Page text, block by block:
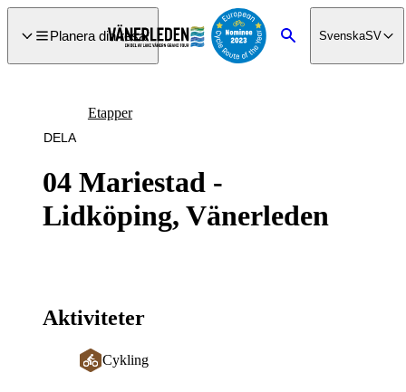
till
Planera din resa
Sök SvenskaSV
04 Mariestad -
Lidköping, Vänerleden
Etapper
DELA
Aktiviteter
Cykling